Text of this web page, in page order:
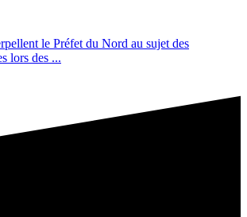
le Préfet du Nord au sujet des
lors des ...